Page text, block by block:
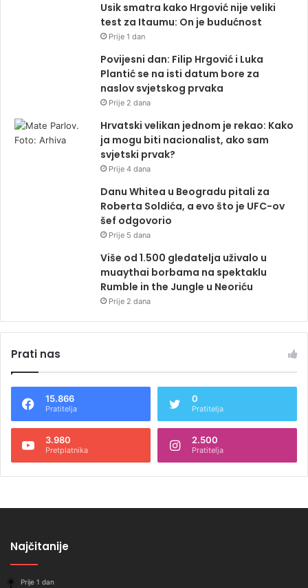
Usik smatra kako Hrgović nije veliki
test za Itaumu: On je budućnost
Prije 1 dan
Povijesni dan: Filip Hrgović i Luka
Plantić se na isti datum bore za
naslov svjetskog prvaka
Prije 2 dana
Hrvatski velikan jednom je rekao: Kako
ja mogu biti nacionalist, ako sam
svjetski prvak?
Prije 4 dana
Danu Whitea u Beogradu pitali za
Roberta Soldića, a evo što je UFC-ov
šef odgovorio
Prije 5 dana
Više od 1.500 gledatelja uživalo u
muaythai borbama na spektaklu
Rumble in the Jungle u Neoriću
Prije 2 dana
Prati nas
15.866
Pratitelja
0
Pratitelja
3.980
Pretplatnika
2.500
Pratitelja
Najčitanije
Prije 1 dan